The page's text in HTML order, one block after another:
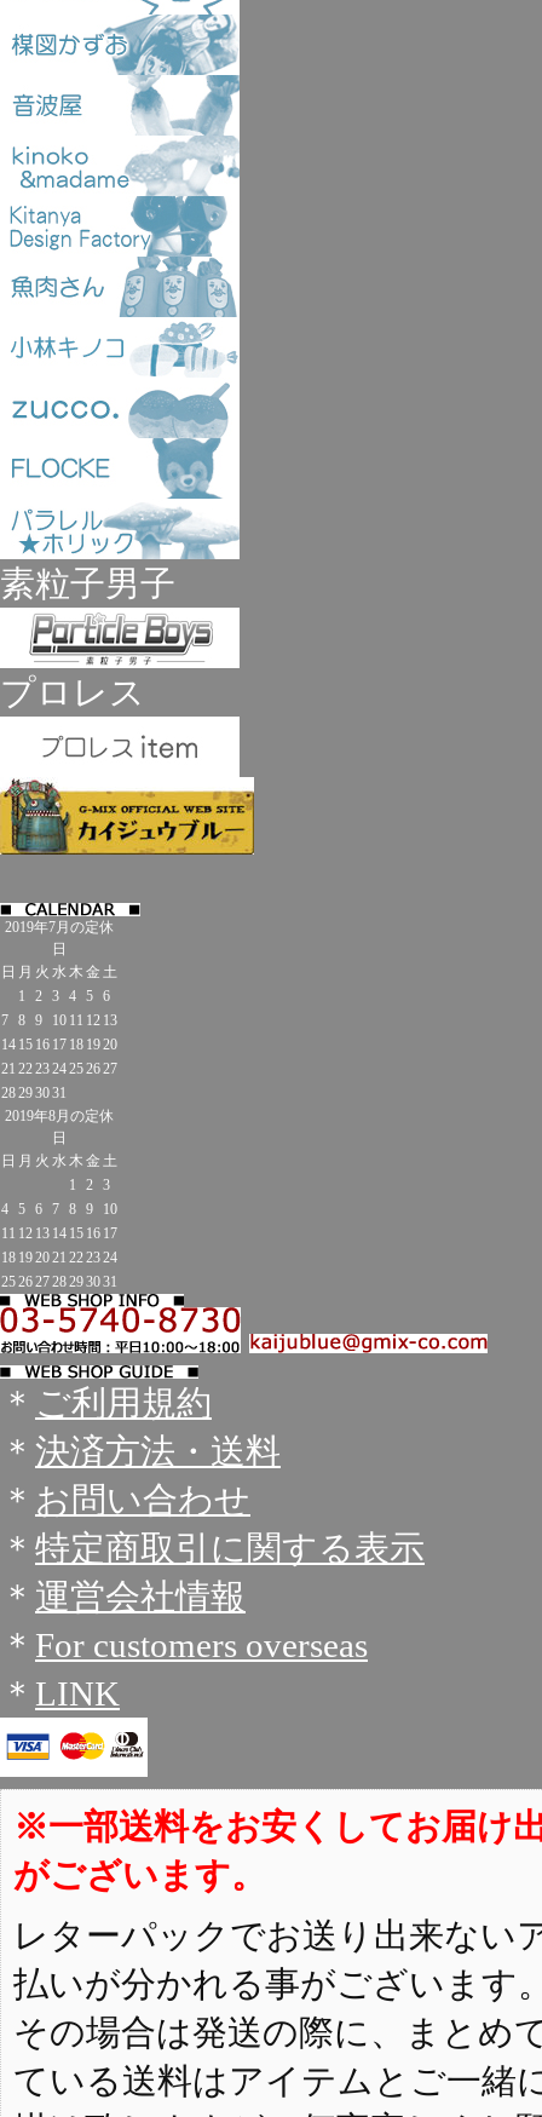
素粒子男子
プロレス
2019年7月の定休
日
日 月 火 水 木 金 土
1
2 3 4 5 6
7 8 9 10 11 12 13
14 15 16 17 18 1920
21 222324252627
28293031
2019年8月の定休
日
日 月 火 水 木 金 土
1
2 3
4 5 6 7 8 9
10
11 12 13 14 15 16 17
18 192021 222324
25262728293031
＊ ご利用規約
＊ 決済方法・送料
＊ お問い合わせ
＊ 特定商取引に関する表示
＊ 運営会社情報
＊ For customers overseas
＊ LINK
※一部送料をお安くしてお届け
がございます。
レターパックでお送り出来ない
払いが分かれる事がございます
その場合は発送の際に、まとめ
ている送料はアイテムとご一緒